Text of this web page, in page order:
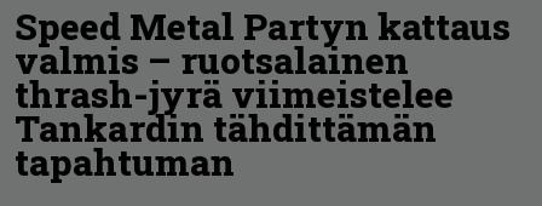
Speed Metal Partyn kattaus
valmis – ruotsalainen
thrash-jyrä viimeistelee
Tankardin tähdittämän
tapahtuman